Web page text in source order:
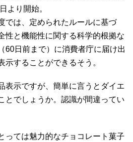
より開始。
では、定められたルールに基づ
性と機能性に関する科学的根拠な
60日前まで）に消費者庁に届け出
示することができるそう。
表示ですが、簡単に言うとダイエ
とでしょうか。認識が間違ってい
っては魅力的なチョコレート菓子